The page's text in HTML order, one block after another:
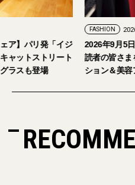
ア】パリ発「イジ
ャットストリート
ラスも登場
FASHION
2026年9月5
読者の皆さ
ション＆美容